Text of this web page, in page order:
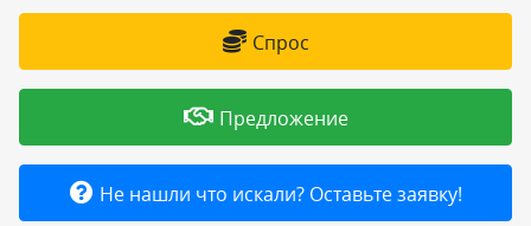
Справка
Товары и услуги
Добавить товар или услугу
Спрос
Предложение
Не нашли что искали? Оставьте заявку!